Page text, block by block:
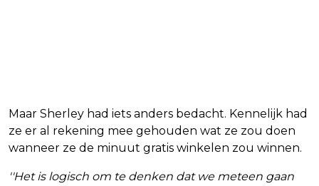
Maar Sherley had iets anders bedacht. Kennelijk had
ze er al rekening mee gehouden wat ze zou doen
wanneer ze de minuut gratis winkelen zou winnen.
''Het is logisch om te denken dat we meteen gaan